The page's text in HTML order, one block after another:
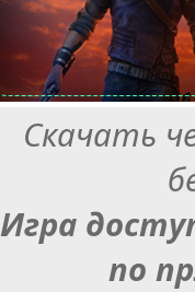
Скачать
Игра
по